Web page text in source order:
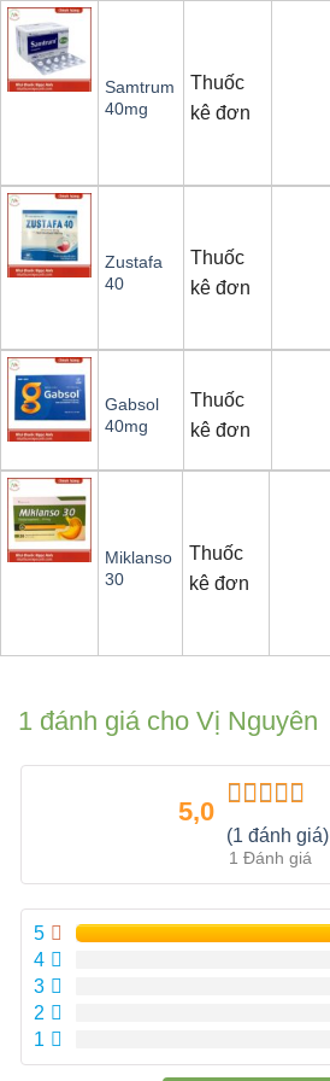
Samtrum
40mg
Thuốc
kê đơn
Zustafa
40
Thuốc
kê đơn
Gabsol
40mg
Thuốc
kê đơn
Miklanso
30
Thuốc
kê đơn
1 đánh giá cho Vị Nguyên
5,0
Được xếp
hạng 5.00
sao
(1 đánh giá)
1 Đánh giá
5
4
3
2
1